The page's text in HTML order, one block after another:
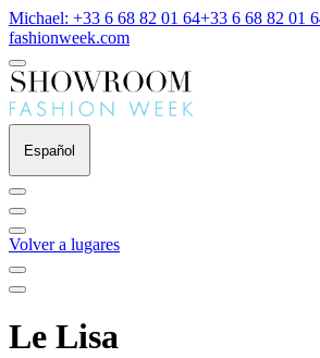
Michael: +33 6 68 82 01 64+33 6 68 82 01
fashionweek.com
Español
Volver a lugares
Le Lisa